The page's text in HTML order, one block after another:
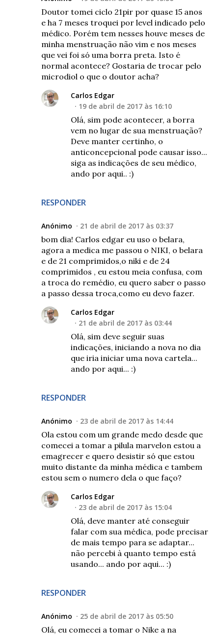
Doutor tomei ciclo 21pir por quase 15 anos
e ha 7 meses troquei por level indicado pelo
médico. Porém tem nesses houve meses de
minha menstruação não vim e nos meses
que vei foi só uma borra preta. Isto é
normal acontece? Gostaria de trocar pelo
microdiol o que o doutor acha?
RESPONDER
Carlos Edgar
19 de abril de 2017 às 16:10
Olá, sim pode acontecer, a borra
vem no lugar de sua menstruação?
Deve manter certinho, o
anticoncepcional pode causar isso...
siga as indicações de seu médico,
ando por aqui.. :)
Anónimo 21 de abril de 2017 às 03:37
bom dia! Carlos edgar eu uso o belara,
agora a medica me passou o NIKI, o belara
e de 21 comprimidos,o niki e de 24
comprimidos , eu estou meia confusa, com
a troca do remédio, eu quero saber o passo
a passo dessa troca,como eu devo fazer.
RESPONDER
Carlos Edgar
21 de abril de 2017 às 03:44
Olá, sim deve seguir suas
indicações, iniciando a nova no dia
que iria iniciar uma nova cartela...
ando por aqui... :)
Anónimo 23 de abril de 2017 às 14:44
Ola estou com um grande medo desde que
comecei a tomar a pilula marvelon estou a
emagrecer e quero desistir só que estou
muito distante da minha médica e tambem
estou sem o numero dela o que faço?
RESPONDER
Carlos Edgar
23 de abril de 2017 às 15:04
Olá, deve manter até conseguir
falar com sua médica, pode precisar
de mais tempo para se adaptar...
não percebi à quanto tempo está
usando... ando por aqui... :)
Anónimo 25 de abril de 2017 às 05:50
Olá, eu comecei a tomar o Nike a na